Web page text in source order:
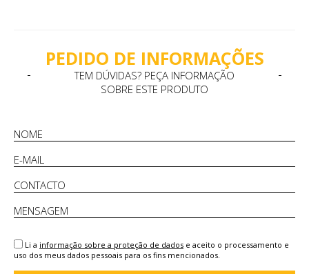
PEDIDO DE INFORMAÇÕES
TEM DÚVIDAS? PEÇA INFORMAÇÃO
SOBRE ESTE PRODUTO
Li a informação sobre a proteção de dados e aceito o processamento e
uso dos meus dados pessoais para os fins mencionados.